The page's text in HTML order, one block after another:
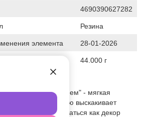
4690390627282
Резина
элемента 28-01-2026
44.000 г
"Тыква с привидением" - мягкая
нажатии на которую выскакивает
Может использоваться как декор